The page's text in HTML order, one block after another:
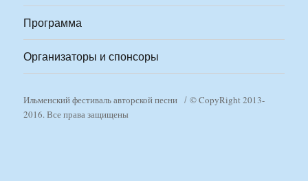
Программа
Организаторы и спонсоры
Ильменский фестиваль авторской песни
© CopyRight 2013-
2016. Все права защищены